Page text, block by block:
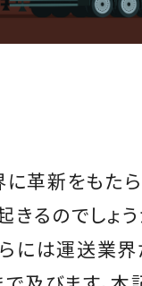
に革新をもた
きるのでしょ
には運送業界